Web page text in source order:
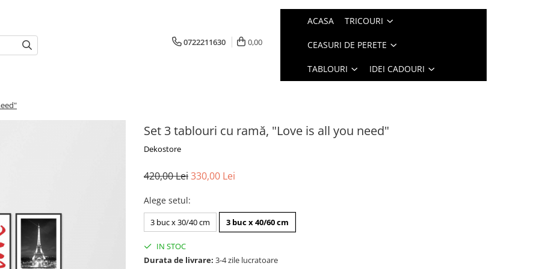
0722211630 0,00
ACASA TRICOURI
CEASURI DE PERETE
TABLOURI IDEI CADOURI
Set 3 tablouri cu ramă, "Love is all you need"
Dekostore
420,00 Lei330,00 Lei
Alege setul:
3 buc x 30/40 cm 3 buc x 40/60 cm
IN STOC
Durata de livrare: 3-4 zile lucratoare